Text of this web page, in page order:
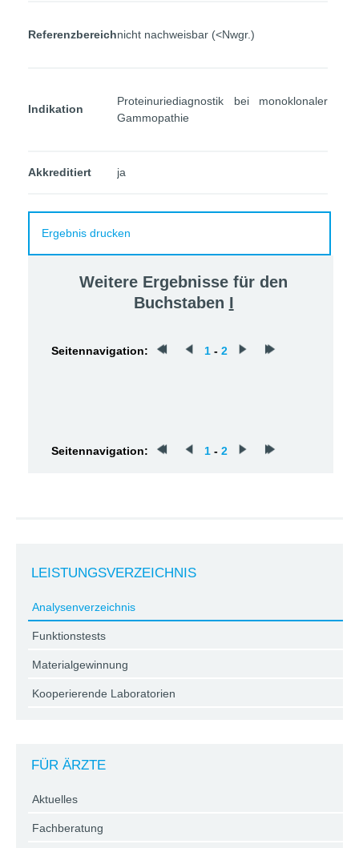
Referenzbereichnicht nachweisbar (<Nwgr.)
Indikation
Proteinuriediagnostik bei monoklonaler
Gammopathie
Akkreditiert ja
Ergebnis drucken
Weitere Ergebnisse für den
Buchstaben I
Seitennavigation: 1 - 2
Seitennavigation: 1 - 2
LEISTUNGSVERZEICHNIS
Analysenverzeichnis
Funktionstests
Materialgewinnung
Kooperierende Laboratorien
FÜR ÄRZTE
Aktuelles
Fachberatung